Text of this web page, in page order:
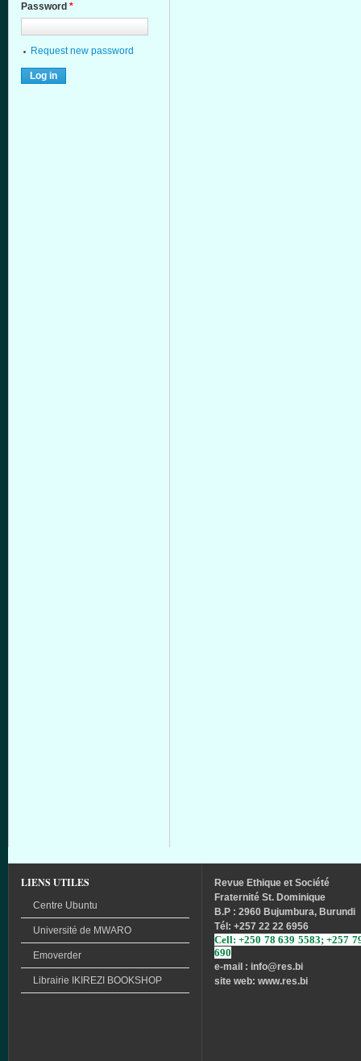
Password *
Request new password
LIENS UTILES
Centre Ubuntu
Université de MWARO
Emoverder
Librairie IKIREZI BOOKSHOP
Revue Ethique et Société
Fraternité St. Dominique
B.P : 2960 Bujumbura, Burundi
Tél : +257 22 22 6956
Cell: +250 78 639 5583; +257
690
e-mail : info@res.bi
site web: www.res.bi